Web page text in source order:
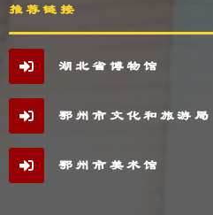
推荐链接
湖北省博物馆
鄂州市文化和旅游局
鄂州市美术馆